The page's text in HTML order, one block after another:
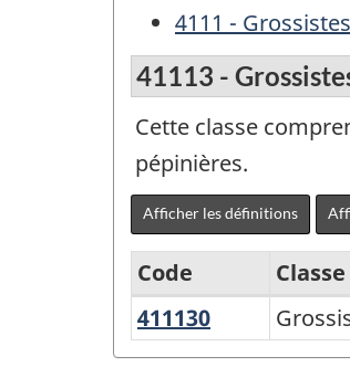
4111 -
41113 -
Cette classe
pépinières.
Afficher les définitions
Système
de
Code
411130 Grossistes-